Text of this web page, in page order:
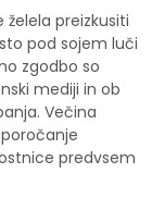
preizkusiti
pod sojem luči
zgodbo so
mediji in ob
Večina
predvsem